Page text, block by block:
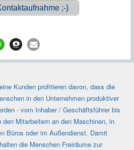
;-)
Kunden profi­tieren davon, dass die
in den Unter­nehmen produk­tiver
- vom Inhaber / Geschäfts­führer bis
den Mit­ar­beitern an den Maschi­nen, in
Büros oder im Außen­dienst. Damit
die Men­schen Frei­räume zur